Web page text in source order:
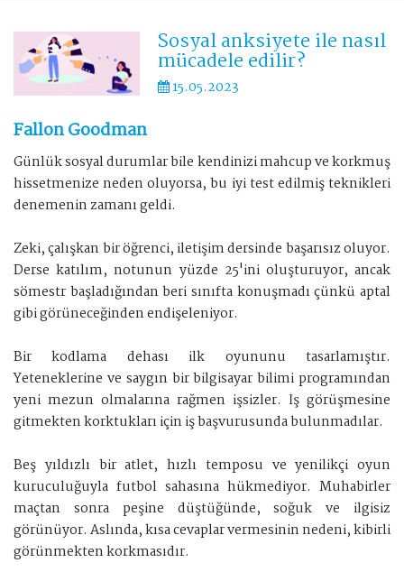
Sosyal anksiyete ile nasıl
mücadele edilir?
15.05.2023
Fallon Goodman
Günlük sosyal durumlar bile kendinizi mahcup ve korkmuş
hissetmenize neden oluyorsa, bu iyi test edilmiş teknikleri
denemenin zamanı geldi.
Zeki, çalışkan bir öğrenci, iletişim dersinde başarısız oluyor.
Derse katılım, notunun yüzde 25'ini oluşturuyor, ancak
sömestr başladığından beri sınıfta konuşmadı çünkü aptal
gibi görüneceğinden endişeleniyor.
Bir kodlama dehası ilk oyununu tasarlamıştır.
Yeteneklerine ve saygın bir bilgisayar bilimi programından
yeni mezun olmalarına rağmen işsizler. İş görüşmesine
gitmekten korktukları için iş başvurusunda bulunmadılar.
Beş yıldızlı bir atlet, hızlı temposu ve yenilikçi oyun
kuruculuğuyla futbol sahasına hükmediyor. Muhabirler
maçtan sonra peşine düştüğünde, soğuk ve ilgisiz
görünüyor. Aslında, kısa cevaplar vermesinin nedeni, kibirli
görünmekten korkmasıdır.